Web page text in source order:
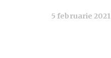
5 februarie 2021